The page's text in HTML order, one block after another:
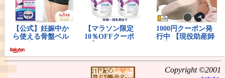
Copyright ©2001